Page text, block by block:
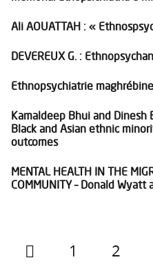
Ali AOUATTAH : «
DEVEREUX G. :
Ethnopsychiatrie
Kamaldeep Bhui and Dinesh
Black and Asian ethnic
outcomes
MENTAL HEALTH IN THE
COMMUNITY – Donald Wyatt
1 2